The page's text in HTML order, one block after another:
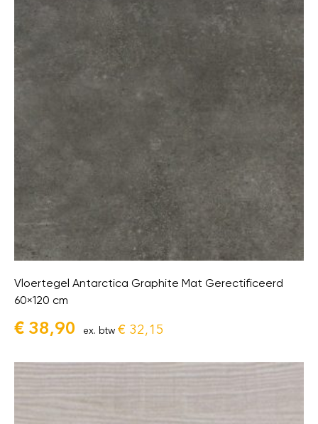
Vloertegel Antarctica Graphite Mat Gerectificeerd
60×120 cm
€ 38,90 ex. btw € 32,15